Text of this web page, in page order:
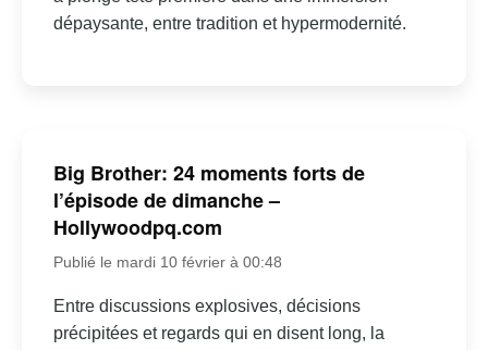
dépaysante, entre tradition et hypermodernité.
Big Brother: 24 moments forts de
l’épisode de dimanche –
Hollywoodpq.com
Publié le mardi 10 février à 00:48
Entre discussions explosives, décisions
précipitées et regards qui en disent long, la